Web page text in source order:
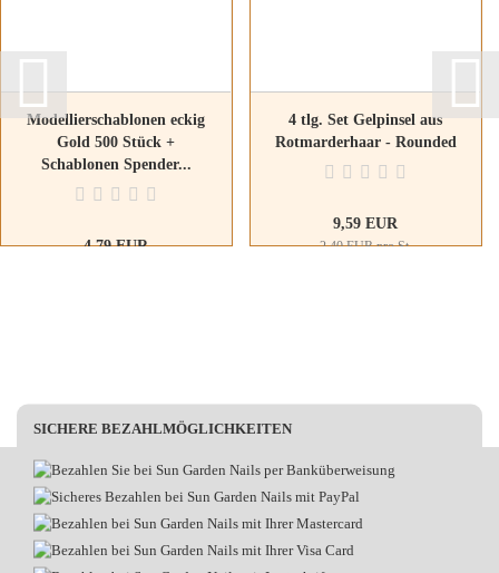
Modellierschablonen eckig
Gold 500 Stück +
Schablonen Spender...
4,79 EUR
4 tlg. Set Gelpinsel aus
Rotmarderhaar - Rounded
9,59 EUR
2,40 EUR pro St.
SICHERE BEZAHLMÖGLICHKEITEN